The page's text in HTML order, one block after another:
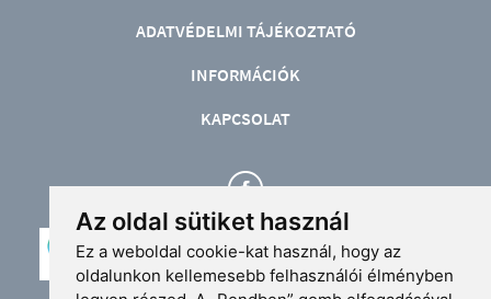
Az oldal sütiket használ
Ez a weboldal cookie-kat használ, hogy az
oldalunkon kellemesebb felhasználói élményben
ADATVÉDELMI TÁJÉKOZTATÓ
INFORMÁCIÓK
KAPCSOLAT